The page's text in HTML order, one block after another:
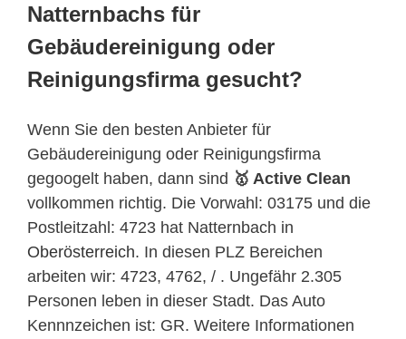
Natternbachs für
Gebäudereinigung oder
Reinigungsfirma gesucht?
Wenn Sie den besten Anbieter für
Gebäudereinigung oder Reinigungsfirma
gegoogelt haben, dann sind 🥇 Active Clean
vollkommen richtig. Die Vorwahl: 03175 und die
Postleitzahl: 4723 hat Natternbach in
Oberösterreich. In diesen PLZ Bereichen
arbeiten wir: 4723, 4762, / . Ungefähr 2.305
Personen leben in dieser Stadt. Das Auto
Kennnzeichen ist: GR. Weitere Informationen